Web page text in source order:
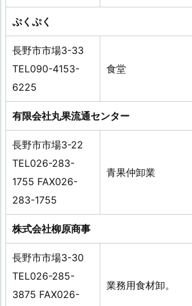
ぷくぷく
長野市市場3-33
TEL090-4153-
6225
食堂
有限会社丸果流通センター
長野市市場3-22
TEL026-283-
1755 FAX026-
283-1755
青果仲卸業
株式会社柳原商事
長野市市場3-30
TEL026-285-
3875 FAX026-
業務用食材卸。